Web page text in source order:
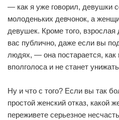
— как я уже говорил, девушки
молоденьких девчонок, а
девушек. Кроме того, взрослая
вас публично, даже если вы
людях, — она постарается, как
вполголоса и не станет
Ну и что с того? Если вы так
простой женский отказ, какой
переживете серьезное